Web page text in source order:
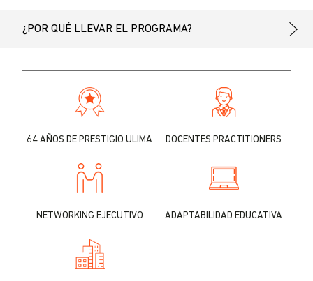
¿POR QUÉ LLEVAR EL PROGRAMA?
64 AÑOS DE PRESTIGIO ULIMA DOCENTES PRACTITIONERS
NETWORKING EJECUTIVO ADAPTABILIDAD EDUCATIVA